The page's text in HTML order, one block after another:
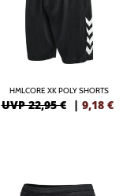
HMLCORE XK POLY SHORTS
UVP 22,95 € | 9,18 €